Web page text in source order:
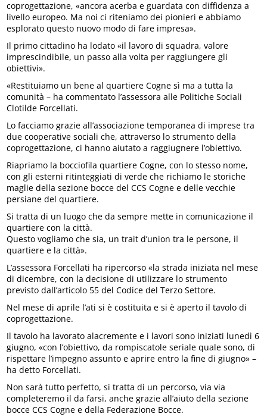
coprogettazione, «ancora acerba e guardata con diffidenza a
livello europeo. Ma noi ci riteniamo dei pionieri e abbiamo
esplorato questo nuovo modo di fare impresa».
Il primo cittadino ha lodato «il lavoro di squadra, valore
imprescindibile, un passo alla volta per raggiungere gli
obiettivi».
«Restituiamo un bene al quartiere Cogne sì ma a tutta la
comunità – ha commentato l’assessora alle Politiche Sociali
Clotilde Forcellati.
Lo facciamo grazie all’associazione temporanea di imprese tra
due cooperative sociali che, attraverso lo strumento della
coprogettazione, ci hanno aiutato a raggiugnere l’obiettivo.
Riapriamo la bocciofila quartiere Cogne, con lo stesso nome,
con gli esterni ritinteggiati di verde che richiamo le storiche
maglie della sezione bocce del CCS Cogne e delle vecchie
persiane del quartiere.
Si tratta di un luogo che da sempre mette in comunicazione il
quartiere con la città.
Questo vogliamo che sia, un trait d’union tra le persone, il
quartiere e la città».
L’assessora Forcellati ha ripercorso «la strada iniziata nel mese
di dicembre, con la decisione di utilizzare lo strumento
previsto dall’articolo 55 del Codice del Terzo Settore.
Nel mese di aprile l’ati si è costituita e si è aperto il tavolo di
coprogettazione.
Il tavolo ha lavorato alacremente e i lavori sono iniziati lunedì 6
giugno, «con l’obiettivo, da rompiscatole seriale quale sono, di
rispettare l’impegno assunto e aprire entro la fine di giugno» –
ha detto Forcellati.
Non sarà tutto perfetto, si tratta di un percorso, via via
completeremo il da farsi, anche grazie all’aiuto della sezione
bocce CCS Cogne e della Federazione Bocce.